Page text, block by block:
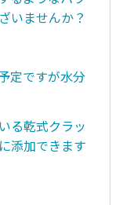
いませんか？
定ですが水分
る乾式クラッ
添加できます